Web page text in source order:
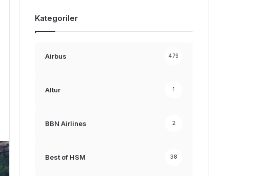
Kategoriler
Airbus 479
Altur 1
BBN Airlines 2
Best of HSM 38